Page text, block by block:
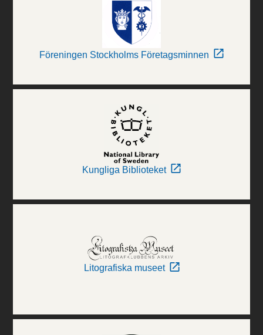
Föreningen Stockholms Företagsminnen
Kungliga Biblioteket
Litografiska museet